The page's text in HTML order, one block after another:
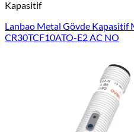
Kapasitif
Lanbao Metal Gövde Kapasitif
CR30TCF10ATO-E2 AC NO